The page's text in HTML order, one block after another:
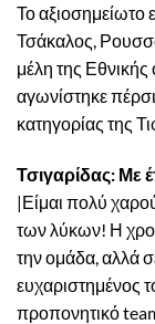
Το αξιοσημείωτο
Τσάκαλος,
μέλη της
αγωνίστηκε
κατηγορίας της
Τσιγαρίδας: Με
|Είμαι πολύ
των λύκων! Η
την ομάδα, αλλά
ευχαριστημένος
προπονητικό